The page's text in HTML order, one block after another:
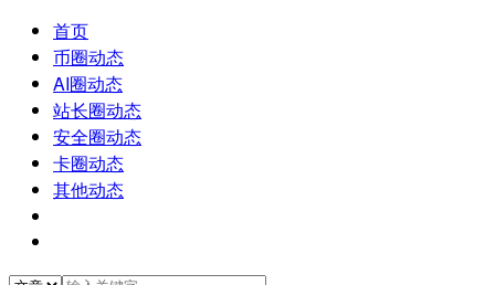
首页
币圈动态
AI圈动态
站长圈动态
安全圈动态
卡圈动态
其他动态